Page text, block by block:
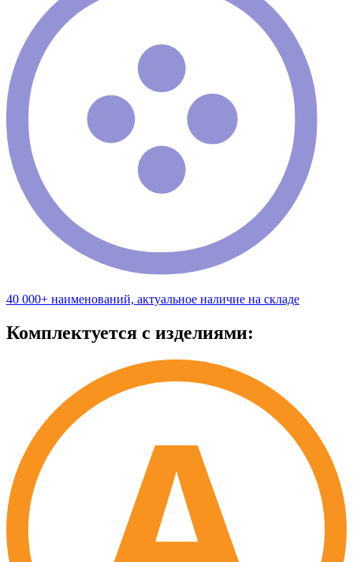
40 000+ наименований, актуальное наличие на складе
Комплектуется с изделиями: